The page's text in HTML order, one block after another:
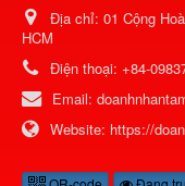
Địa chỉ: 01 Cộng
HCM
Điện thoại: +84-
Email:
Website: https://